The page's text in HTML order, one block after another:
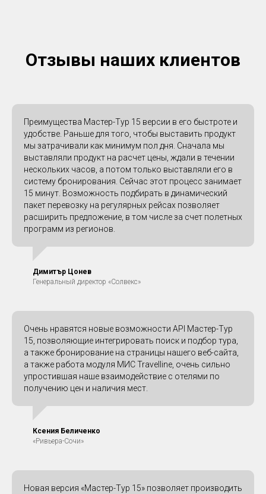
Отзывы наших клиентов
Преимущества Мастер-Тур 15 версии в его быстроте и
удобстве. Раньше для того, чтобы выставить продукт
мы затрачивали как минимум пол дня. Сначала мы
выставляли продукт на расчет цены, ждали в течении
нескольких часов, а потом только выставляли его в
систему бронирования. Сейчас этот процесс занимает
15 минут. Возможность подбирать в динамический
пакет перевозку на регулярных рейсах позволяет
расширить предложение, в том числе за счет полетных
программ из регионов.
Димитър Цонев
Генеральный директор «Солвекс»
Очень нравятся новые возможности API Мастер-Тур
15, позволяющие интегрировать поиск и подбор тура,
а также бронирование на страницы нашего веб-сайта,
а также работа модуля МИС Travelline, очень сильно
упростившая наше взаимодействие с отелями по
получению цен и наличия мест.
Ксения Беличенко
«Ривьера-Сочи»
Новая версия «Мастер-Тур 15» позволяет производить